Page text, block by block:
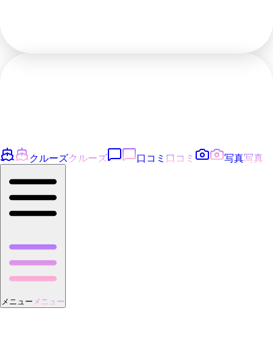
クルーズクルーズ 口コミ 口コミ 写真写真
メニュー メニュー